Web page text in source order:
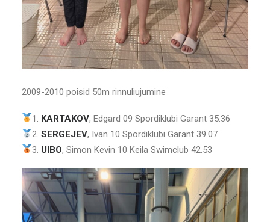
2009-2010 poisid 50m rinnuliujumine
1. KARTAKOV, Edgard 09 Spordiklubi Garant 35.36
2.SERGEJEV, Ivan 10 Spordiklubi Garant 39.07
3. UIBO, Simon Kevin 10 Keila Swimclub 42.53